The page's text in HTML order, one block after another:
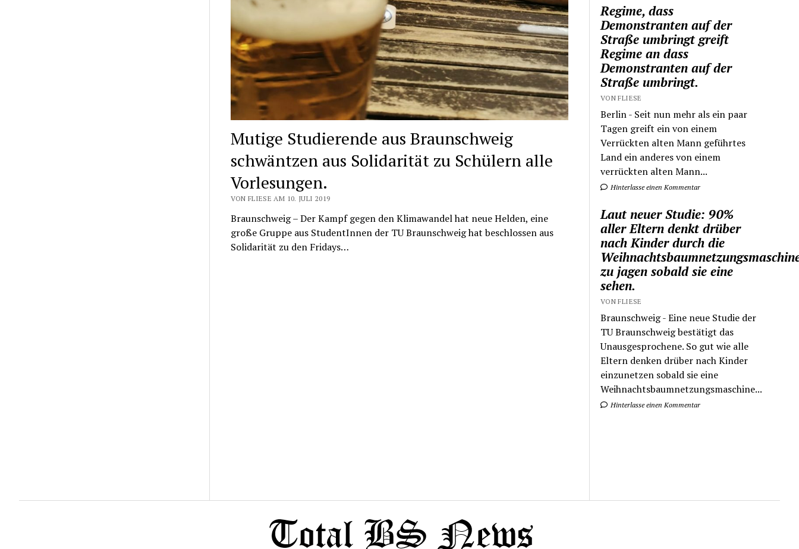
Mutige Studierende aus Braunschweig
schwäntzen aus Solidarität zu Schülern alle
Vorlesungen.
VON FLIESE AM 10. JULI 2019
Braunschweig – Der Kampf gegen den Klimawandel hat neue Helden, eine
große Gruppe aus StudentInnen der TU Braunschweig hat beschlossen aus
Solidarität zu den Fridays…
Regime, dass
Demonstranten auf der
Straße umbringt greift
Regime an dass
Demonstranten auf der
Straße umbringt.
VON FLIESE
Berlin - Seit nun mehr als ein paar
Tagen greift ein von einem
Verrückten alten Mann geführtes
Land ein anderes von einem
verrückten alten Mann...
Hinterlasse einen Kommentar
Laut neuer Studie: 90%
aller Eltern denkt drüber
nach Kinder durch die
zu jagen sobald sie eine
sehen.
VON FLIESE
Braunschweig - Eine neue Studie der
TU Braunschweig bestätigt das
Unausgesprochene. So gut wie alle
Eltern denken drüber nach Kinder
einzunetzen sobald sie eine
Weihnachtsbaumnetzungsmaschine...
Hinterlasse einen Kommentar